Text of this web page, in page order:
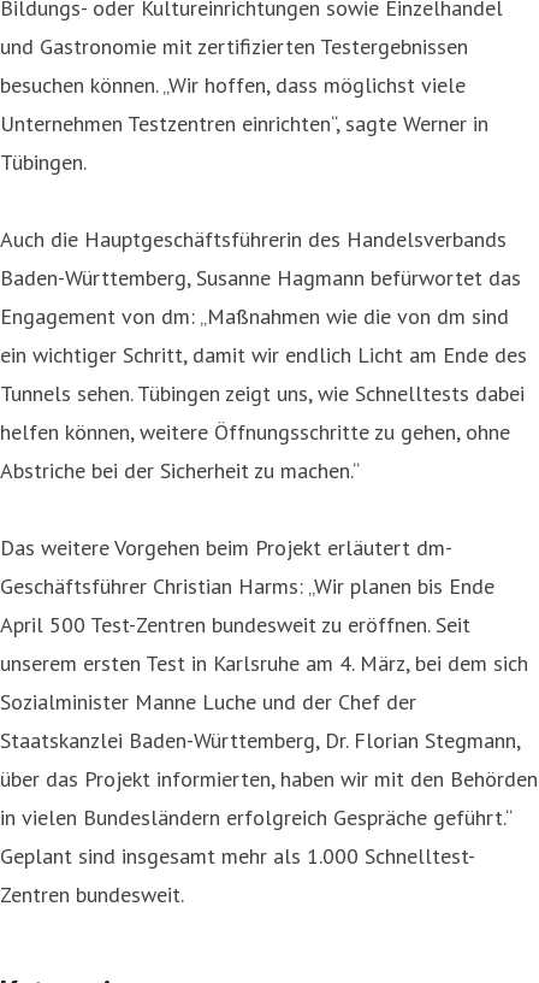
Bildungs- oder Kultureinrichtungen sowie Einzelhandel
und Gastronomie mit zertifizierten Testergebnissen
besuchen können. „Wir hoffen, dass möglichst viele
Unternehmen Testzentren einrichten“, sagte Werner in
Tübingen.
Auch die Hauptgeschäftsführerin des Handelsverbands
Baden-Württemberg, Susanne Hagmann befürwortet das
Engagement von dm: „Maßnahmen wie die von dm sind
ein wichtiger Schritt, damit wir endlich Licht am Ende des
Tunnels sehen. Tübingen zeigt uns, wie Schnelltests dabei
helfen können, weitere Öffnungsschritte zu gehen, ohne
Abstriche bei der Sicherheit zu machen.“
Das weitere Vorgehen beim Projekt erläutert dm-
Geschäftsführer Christian Harms: „Wir planen bis Ende
April 500 Test-Zentren bundesweit zu eröffnen. Seit
unserem ersten Test in Karlsruhe am 4. März, bei dem sich
Sozialminister Manne Luche und der Chef der
Staatskanzlei Baden-Württemberg, Dr. Florian Stegmann,
über das Projekt informierten, haben wir mit den Behörden
in vielen Bundesländern erfolgreich Gespräche geführt.“
Geplant sind insgesamt mehr als 1.000 Schnelltest-
Zentren bundesweit.